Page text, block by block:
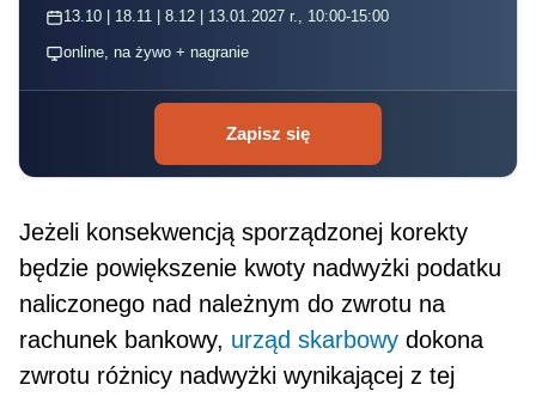
13.10 | 18.11 | 8.12 | 13.01.2027 r., 10:00-15:00
online, na żywo + nagranie
Zapisz się
Jeżeli konsekwencją sporządzonej korekty
będzie powiększenie kwoty nadwyżki podatku
naliczonego nad należnym do zwrotu na
rachunek ban­kowy, urząd skarbowy dokona
zwrotu różnicy nadwyżki wynikającej z tej